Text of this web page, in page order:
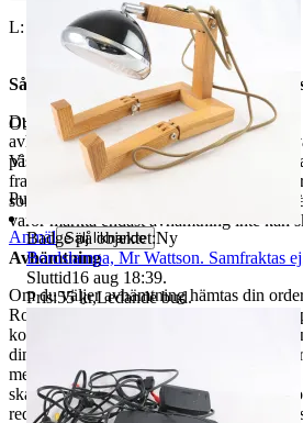
L: 35 cm. Samfraktas ej.
Så här går det till när du handlar hos
Du betalar din order direkt på Tradera
avhämtning. Vill du att vi samfraktar fler
på din Traderasida och vänta med att
fraktpriset. Vi samfraktar upp till fyra
som avslutas samma dag. Samfraktspriset
varor märkta endast avhämtning inte kan
Avhämtning
Om du väljer avhämtning hämtas din
Ropsten, Kolargatan 2 efter den har blivit
kommer att få ett separat mail med
din order på Myrorna i Ropsten! när din
med legitimation. Hanteringstiden är cirka
ska hämtas senast 7 dagar efter att man
redo för avhämtning. Ordrar som ej
Objektnr 735 039 563
Visningar
901
Publicerad
Anmäl Sälj liknande
Badge på objektet:Ny
Bordslampa, Mr Wattson. Samfraktas
Sluttid16 aug 18:39.
Pris:55 kr,Ledande bud.